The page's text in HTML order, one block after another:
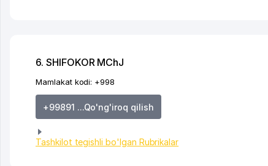
6. SHIFOKOR MChJ
Mamlakat kodi: +998
+99891 ...Qo'ng'iroq qilish
Tashkilot tegishli bo'lgan Rubrikalar